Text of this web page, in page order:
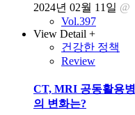
2024년 02월 11일 @
Vol.397
View Detail +
건강한 정책
Review
CT, MRI 공동활용
의 변화는?